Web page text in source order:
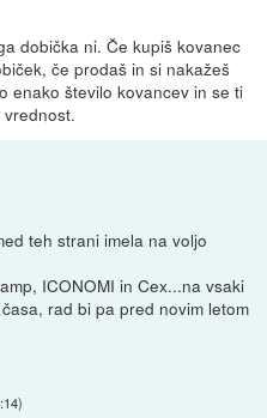
dobička ni. Če kupiš kovanec
če prodaš in si nakažeš
enako število kovancev in se ti
teh strani imela na voljo
ICONOMI in Cex...na vsaki
rad bi pa pred novim letom
)